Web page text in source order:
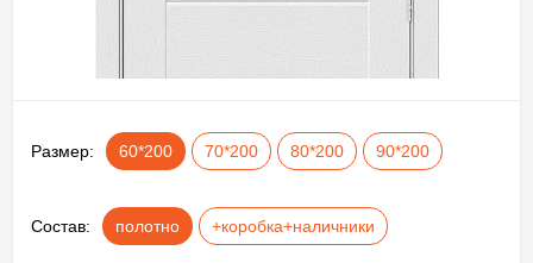
Размер: 60*200 70*200 80*200 90*200
Состав: полотно +коробка+наличники